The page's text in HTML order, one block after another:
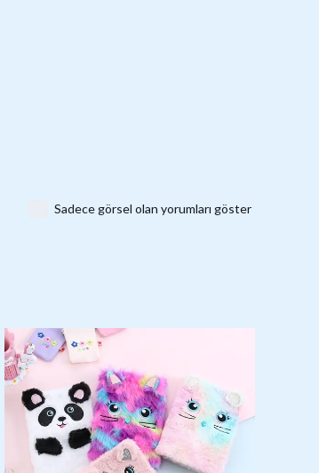
Sadece görsel olan yorumları göster